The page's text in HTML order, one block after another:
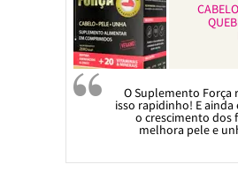
O Suplemento Força
isso rapidinho! E ainda
o crescimento dos
melhora pele e